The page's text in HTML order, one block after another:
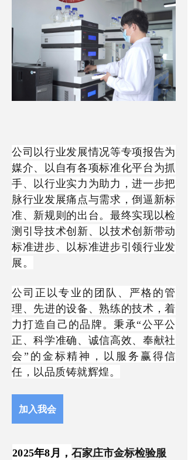
公司以行业发展情况等专项报告为
媒介、以自有各项标准化平台为抓
手、以行业实力为助力，进一步把
脉行业发展痛点与需求，倒逼新标
准、新规则的出台。最终实现以检
测引导技术创新、以技术创新带动
标准进步、以标准进步引领行业发
展。
公司正以专业的团队、严格的管
理、先进的设备、熟练的技术，着
力打造自己的品牌。秉承“公平公
正、科学准确、诚信高效、奉献社
会”的金标精神，以服务赢得信
任，以品质铸就辉煌。
加入我会
2025年8月，石家庄市金标检验服